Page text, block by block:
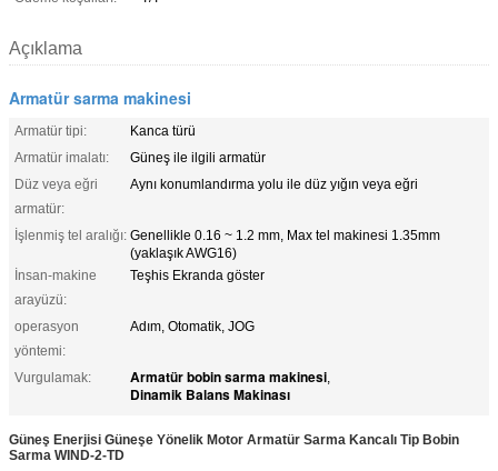
Açıklama
Armatür sarma makinesi
Armatür tipi:
Kanca türü
Armatür imalatı:
Güneş ile ilgili armatür
Düz veya eğri
armatür:
Aynı konumlandırma yolu ile düz yığın veya eğri
İşlenmiş tel aralığı: Genellikle 0.16 ~ 1.2 mm, Max tel makinesi 1.35mm
(yaklaşık AWG16)
İnsan-makine
arayüzü:
Teşhis Ekranda göster
operasyon
yöntemi:
Adım, Otomatik, JOG
Vurgulamak: Armatür bobin sarma makinesi,
Dinamik Balans Makinası
Güneş Enerjisi Güneşe Yönelik Motor Armatür Sarma Kancalı Tip Bobin
Sarma WIND-2-TD